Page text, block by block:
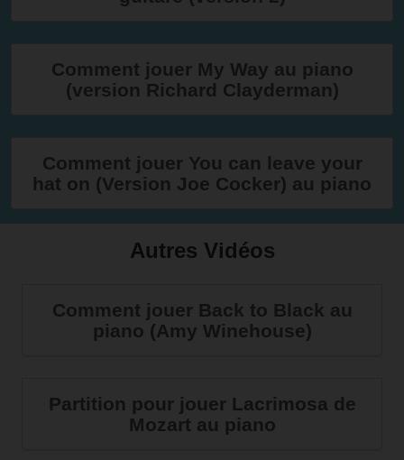
Comment jouer My Way au piano
(version Richard Clayderman)
Comment jouer You can leave your
hat on (Version Joe Cocker) au piano
Autres Vidéos
Comment jouer Back to Black au
piano (Amy Winehouse)
Partition pour jouer Lacrimosa de
Mozart au piano